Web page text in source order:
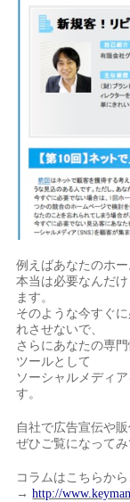
例えばあなたのホ
本当は必要なんだ
ます。
そのような今すぐ
れさせないで、
さらにあなたの専
ツールとして
ソーシャルメディ
す。
自社で広告宣伝や
ぜひご覧になってみ
コラムはこちらから
→http://